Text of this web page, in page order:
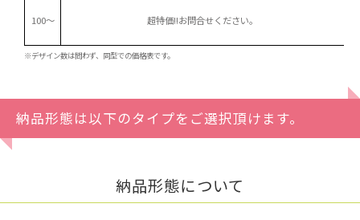
100～ 超特価!!お問合せください。
※デザイン数は問わず、同型での価格表です。
納品形態は以下のタイプをご選択頂けます。
納品形態について